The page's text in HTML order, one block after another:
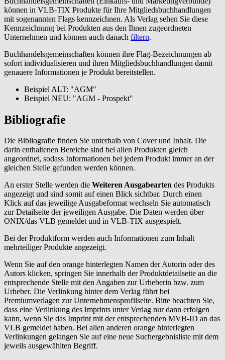
können in VLB-TIX Produkte für Ihre Mitgliedsbuchhandlungen
mit sogenannten Flags kennzeichnen. Als Verlag sehen Sie diese
Kennzeichnung bei Produkten aus den Ihnen zugeordneten
Unternehmen und können auch danach filtern.
Buchhandelsgemeinschaften können ihre Flag-Bezeichnungen ab
sofort individualisieren und ihren Mitgliedsbuchhandlungen damit
genauere Informationen je Produkt bereitstellen.
Beispiel ALT: "AGM"
Beispiel NEU: "AGM - Prospekt"
Bibliografie
Die Bibliografie finden Sie unterhalb von Cover und Inhalt. Die
darin enthaltenen Bereiche sind bei allen Produkten gleich
angeordnet, sodass Informationen bei jedem Produkt immer an der
gleichen Stelle gefunden werden können.
An erster Stelle werden die Weiteren Ausgabearten des Produkts
angezeigt und sind somit auf einen Blick sichtbar. Durch einen
Klick auf das jeweilige Ausgabeformat wechseln Sie automatisch
zur Detailseite der jeweiligen Ausgabe. Die Daten werden über
ONIX/das VLB gemeldet und in VLB-TIX ausgespielt.
Bei der Produktform werden auch Informationen zum Inhalt
mehrteiliger Produkte angezeigt.
Wenn Sie auf den orange hinterlegten Namen der Autorin oder des
Autors klicken, springen Sie innerhalb der Produktdetailseite an die
entsprechende Stelle mit den Angaben zur Urheberin bzw. zum
Urheber. Die Verlinkung hinter dem Verlag führt bei
Premiumverlagen zur Unternehmensprofilseite. Bitte beachten Sie,
dass eine Verlinkung des Imprints unter Verlag nur dann erfolgen
kann, wenn Sie das Imprint mit der entsprechenden MVB-ID an das
VLB gemeldet haben. Bei allen anderen orange hinterlegten
Verlinkungen gelangen Sie auf eine neue Suchergebnisliste mit dem
jeweils ausgewählten Begriff.